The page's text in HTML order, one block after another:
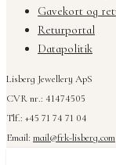
Gavekort og
Returportal
Datapolitik
Lisberg Jewellery ApS
CVR nr.: 41474505
Tlf.: +45 71 74 71 04
Email: mail@frk-lisberg.com